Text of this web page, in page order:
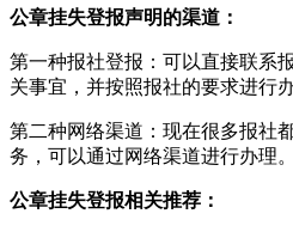
公章挂失登报声明的渠道：
第一种报社登报：可以直接联系
关事宜，并按照报社的要求进行办
第二种网络渠道：现在很多报社
务，可以通过网络渠道进行办理。
公章挂失登报相关推荐：